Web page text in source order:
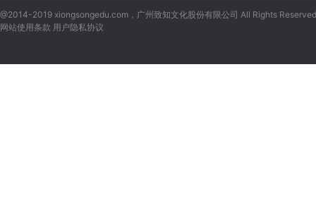
@2014-2019 xiongsongedu.com，广州致知文化股份有限公司 All Rights
网站使用条款 用户隐私协议